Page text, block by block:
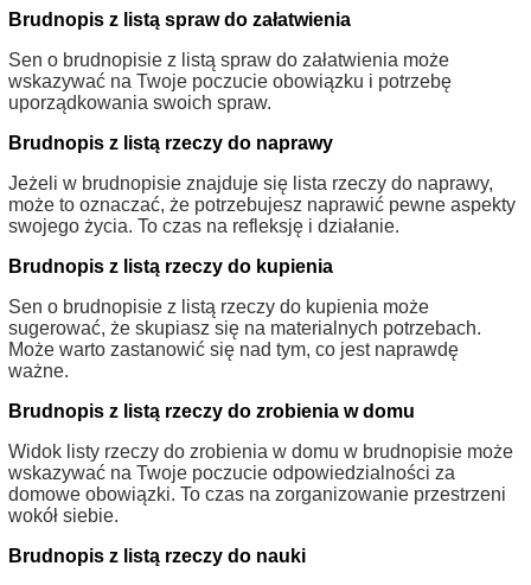
Brudnopis z listą spraw do załatwienia
Sen o brudnopisie z listą spraw do załatwienia może
wskazywać na Twoje poczucie obowiązku i potrzebę
uporządkowania swoich spraw.
Brudnopis z listą rzeczy do naprawy
Jeżeli w brudnopisie znajduje się lista rzeczy do naprawy,
może to oznaczać, że potrzebujesz naprawić pewne aspekty
swojego życia. To czas na refleksję i działanie.
Brudnopis z listą rzeczy do kupienia
Sen o brudnopisie z listą rzeczy do kupienia może
sugerować, że skupiasz się na materialnych potrzebach.
Może warto zastanowić się nad tym, co jest naprawdę
ważne.
Brudnopis z listą rzeczy do zrobienia w domu
Widok listy rzeczy do zrobienia w domu w brudnopisie może
wskazywać na Twoje poczucie odpowiedzialności za
domowe obowiązki. To czas na zorganizowanie przestrzeni
wokół siebie.
Brudnopis z listą rzeczy do nauki